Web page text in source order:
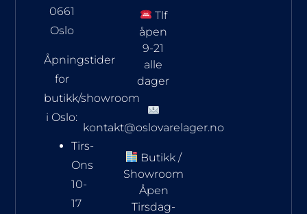
0661
Oslo
Åpningstider
for
butikk/showroom
i Oslo:
Tirs-
Ons
10-
17
Tlf
åpen
9-21
alle
dager
kontakt@oslovarelager.no
Butikk /
Showroom
Åpen
Tirsdag-